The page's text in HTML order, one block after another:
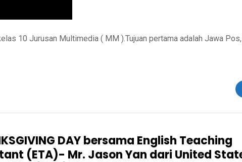
10 Jurusan Multimedia ( MM ).Tujuan pertama adalah Jawa Pos,
DAY bersama English Teaching
(ETA)- Mr. Jason Yan dari United